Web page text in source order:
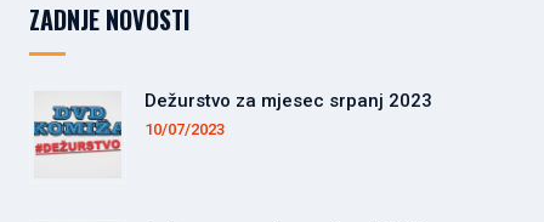
ZADNJE NOVOSTI
Dežurstvo za mjesec srpanj 2023
10/07/2023